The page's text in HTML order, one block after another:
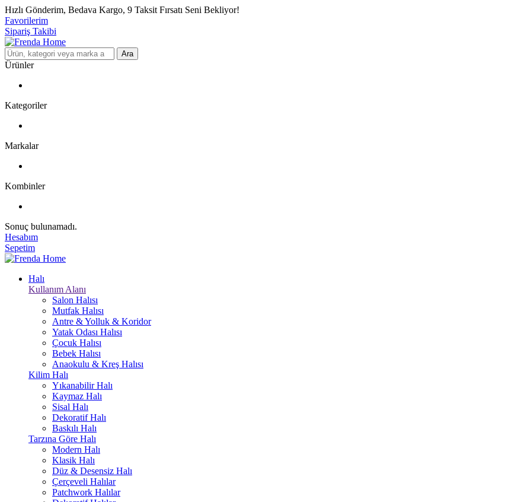
Hızlı Gönderim, Bedava Kargo, 9 Taksit Fırsatı Seni Bekliyor!
Favorilerim
Sipariş Takibi
Ara
Ürünler
Kategoriler
Markalar
Kombinler
Sonuç bulunamadı.
Hesabım
Sepetim
Halı
Kullanım Alanı
Salon Halısı
Mutfak Halısı
Antre & Yolluk & Koridor
Yatak Odası Halısı
Çocuk Halısı
Bebek Halısı
Anaokulu & Kreş Halısı
Kilim Halı
Yıkanabilir Halı
Kaymaz Halı
Sisal Halı
Dekoratif Halı
Baskılı Halı
Tarzına Göre Halı
Modern Halı
Klasik Halı
Düz & Desensiz Halı
Çerçeveli Halılar
Patchwork Halılar